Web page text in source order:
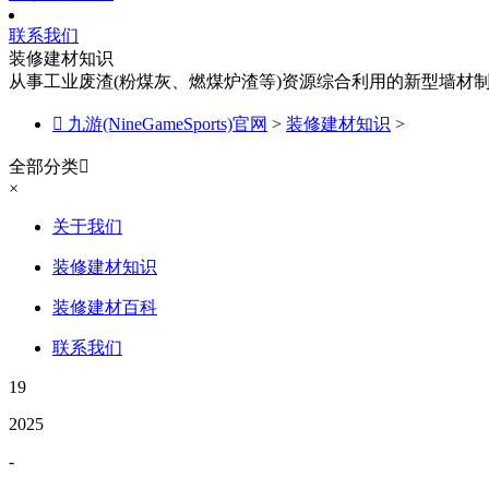
联系我们
装修建材知识
从事工业废渣(粉煤灰、燃煤炉渣等)资源综合利用的新型墙材
 九游(NineGameSports)官网 > 装修建材知识 >
全部分类
×
关于我们
装修建材知识
装修建材百科
联系我们
19
2025
-